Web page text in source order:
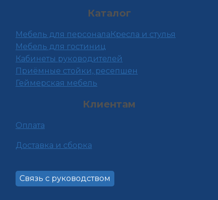
Каталог
Мебель для персоналаКресла и стулья
Мебель для гостиниц
Кабинеты руководителей
Приёмные стойки, ресепшен
Геймерская мебель
Клиентам
Оплата
Доставка и сборка
Связь с руководством